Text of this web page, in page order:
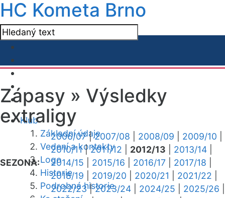
HC Kometa Brno
Klub
Základní údaje
Vedení a kontakty
Logo
Historie
Podrobná historie
Zápasy » Výsledky
extraligy
SEZONA:
2006/07|2007/08 2008/09 2009/10
2010/11|2011/12 2012/13 2013/14
2014/15
2015/16 2016/17 2017/18
2018/19
2019/20 2020/21 2021/22
2022/23|2023/24 2024/25 2025/26